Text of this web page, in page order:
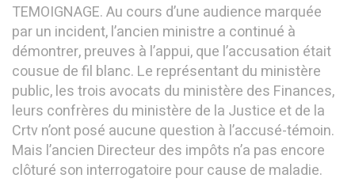
TEMOIGNAGE. Au cours d’une audience marquée
par un incident, l’ancien ministre a continué à
démontrer, preuves à l’appui, que l’accusation était
cousue de fil blanc. Le représentant du ministère
public, les trois avocats du ministère des Finances,
leurs confrères du ministère de la Justice et de la
Crtv n’ont posé aucune question à l’accusé-témoin.
Mais l’ancien Directeur des impôts n’a pas encore
clôturé son interrogatoire pour cause de maladie.